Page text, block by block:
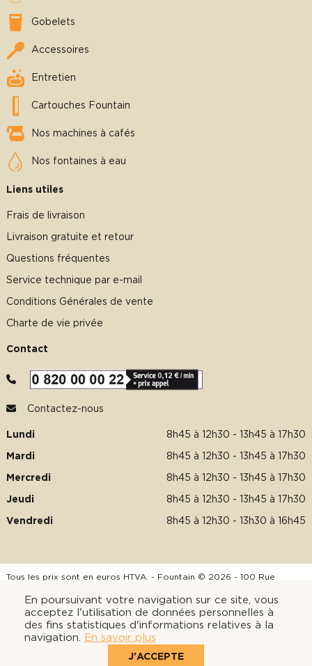
En poursuivant votre navigation sur ce site, vous
acceptez l'utilisation de données personnelles à
des fins statistiques d'informations relatives à la
navigation. En savoir plus
J'ACCEPTE
Gobelets
Accessoires
Entretien
Cartouches Fountain
Nos machines à cafés
Nos fontaines à eau
Liens utiles
Frais de livraison
Livraison gratuite et retour
Questions fréquentes
Service technique par e-mail
Conditions Générales de vente
Charte de vie privée
Contact
Contactez-nous
Lundi 8h45 à 12h30 - 13h45 à 17h30
Mardi 8h45 à 12h30 - 13h45 à 17h30
Mercredi 8h45 à 12h30 - 13h45 à 17h30
Jeudi 8h45 à 12h30 - 13h45 à 17h30
Vendredi 8h45 à 12h30 - 13h30 à 16h45
Tous les prix sont en euros HTVA. - Fountain © 2026 - 100 Rue
Neuville sur Oise -www.fountain.fr
Payer en toute sécurité avec :